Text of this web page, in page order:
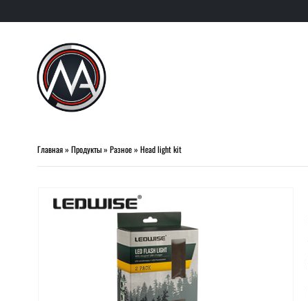
Главная» Продукты» Разное» Head light kit